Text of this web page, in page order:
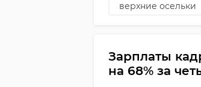
верхние осельки
Зарплаты
на 68% за